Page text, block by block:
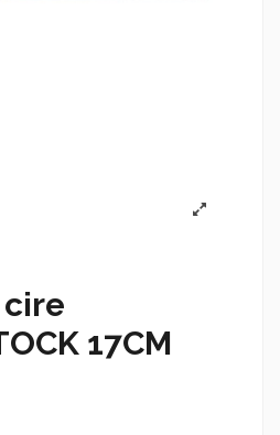
17CM